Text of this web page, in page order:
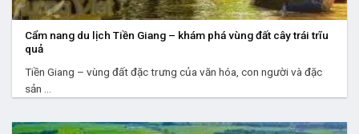
Cẩm nang du lịch Tiền Giang – khám phá vùng đất cây trái trĩu
quả
Tiền Giang – vùng đất đặc trưng của văn hóa, con người và đặc
sản ...